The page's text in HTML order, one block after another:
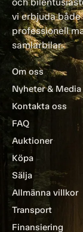
vi erbjuda både
professionell
samlarbilar.
Om oss
Nyheter & Media
Kontakta oss
FAQ
Auktioner
Köpa
Sälja
Allmänna villkor
Transport
Finansiering